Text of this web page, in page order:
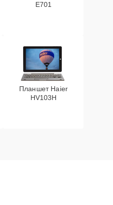
E701
Планшет Haier
HV103H